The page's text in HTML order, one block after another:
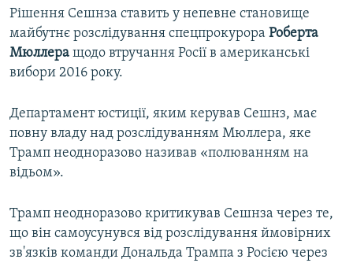
Рішення Сешнза ставить у непевне становище
майбутнє розслідування спецпрокурора Роберта
Мюллера щодо втручання Росії в американські
вибори 2016 року.
Департамент юстиції, яким керував Сешнз, має
повну владу над розслідуванням Мюллера, яке
Трамп неодноразово називав «полюванням на
відьом».
Трамп неодноразово критикував Сешнза через те,
що він самоусунувся від розслідування ймовірних
зв'язків команди Дональда Трампа з Росією через